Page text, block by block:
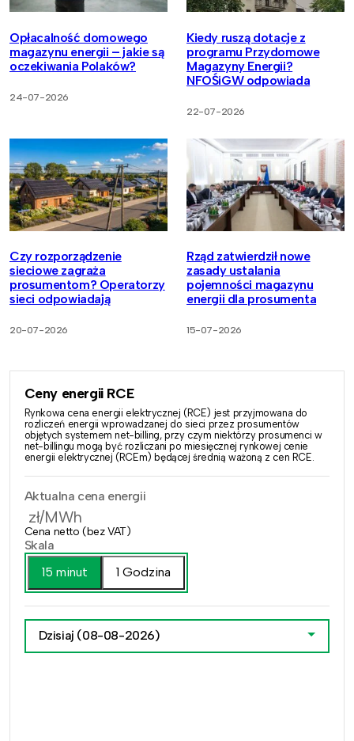
Opłacalność domowego
magazynu energii – jakie są
oczekiwania Polaków?
24-07-2026
Kiedy ruszą dotacje z
programu Przydomowe
Magazyny Energii?
NFOŚiGW odpowiada
22-07-2026
Czy rozporządzenie
sieciowe zagraża
prosumentom? Operatorzy
sieci odpowiadają
20-07-2026
Rząd zatwierdził nowe
zasady ustalania
pojemności magazynu
energii dla prosumenta
15-07-2026
Ceny energii RCE
Rynkowa cena energii elektrycznej (RCE) jest przyjmowana do
rozliczeń energii wprowadzanej do sieci przez prosumentów
objętych systemem net-billing, przy czym niektórzy prosumenci w
net-billingu mogą być rozliczani po miesięcznej rynkowej cenie
energii elektrycznej (RCEm) będącej średnią ważoną z cen RCE.
Aktualna cena energii
zł/MWh
Cena netto (bez VAT)
Skala
15 minut
1 Godzina
Dzisiaj (08-08-2026)